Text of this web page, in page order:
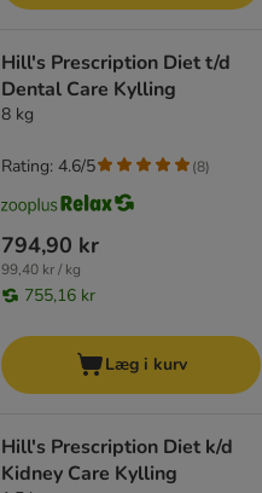
Hill's Prescription Diet t/d
Dental Care Kylling
8 kg
794,90 kr
99,40 kr / kg
755,16 kr
Rating: 4.6/5 (8)
Læg i kurv
Hill's Prescription Diet k/d
Kidney Care Kylling